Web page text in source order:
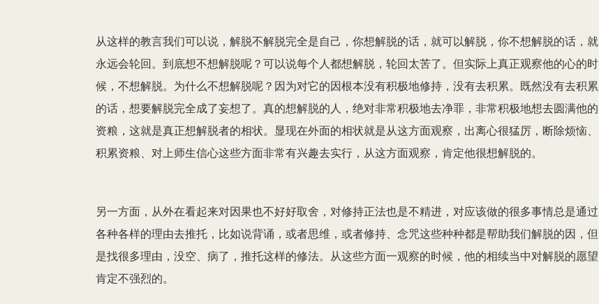
从这样的教言我们可以说，解脱不解脱完全是自己，你想解脱的话，就可以解脱，你不想解脱的话，就
永远会轮回。到底想不想解脱呢？可以说每个人都想解脱，轮回太苦了。但实际上真正观察他的心的时
候，不想解脱。为什么不想解脱呢？因为对它的因根本没有积极地修持，没有去积累。既然没有去积累
的话，想要解脱完全成了妄想了。真的想解脱的人，绝对非常积极地去净罪，非常积极地想去圆满他的
资粮，这就是真正想解脱者的相状。显现在外面的相状就是从这方面观察，出离心很猛厉，断除烦恼、
积累资粮、对上师生信心这些方面非常有兴趣去实行，从这方面观察，肯定他很想解脱的。
另一方面，从外在看起来对因果也不好好取舍，对修持正法也是不精进，对应该做的很多事情总是通过
各种各样的理由去推托，比如说背诵，或者思维，或者修持、念咒这些种种都是帮助我们解脱的因，但
是找很多理由，没空、病了，推托这样的修法。从这些方面一观察的时候，他的相续当中对解脱的愿望
肯定不强烈的。